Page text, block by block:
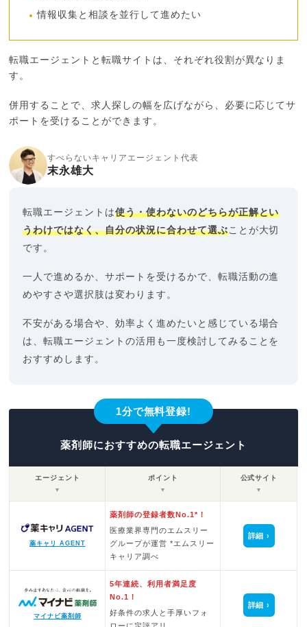
情報収集と相談を並行して進めたい
転職エージェントと転職サイトは、それぞれ役割が異なりま
す。
併用することで、求人探しの幅を広げながら、必要に応じてサ
ポートを受けることができます。
すべらないキャリアエージェント代表
末永雄大
転職エージェントは使う・使わないのどちらが正解とい
うわけではなく、自分の状況に合わせて選ぶことが大切
です。
一人で進めるか、サポートを受けるかで、転職活動の進
めやすさや選択肢は変わります。
不安がある場合や、効率よく進めたいと感じている場合
は、転職エージェントの活用も一度検討してみることを
おすすめします。
1分で無料登録!
薬剤師におすすめの転職エージェント
エージェント
▼
ポイント
▼
公式サイト
▼
薬キャリ AGENT
薬剤師の登録者数No.1*！
医療業界専門のエムスリー
グループが運営 *エムスリー
キャリア調べ
詳細
マイナビ薬剤師
5年連続、利用者満足度
No.1！
好条件の求人と手厚いフォ
詳細